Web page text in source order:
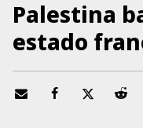
Palestina
estado